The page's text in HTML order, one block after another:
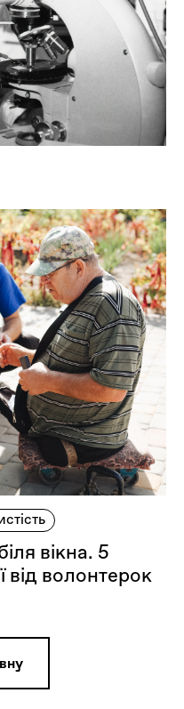
вікна. 5
від волонтерок